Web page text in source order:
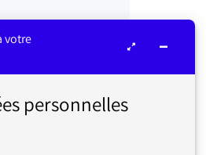
Pour le cas de
europeens
vous ?
votre
personnelles